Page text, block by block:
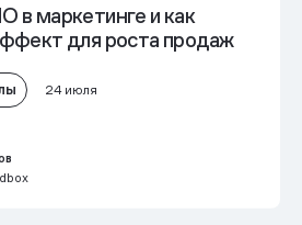
в маркетинге и как
для роста продаж
24 июля